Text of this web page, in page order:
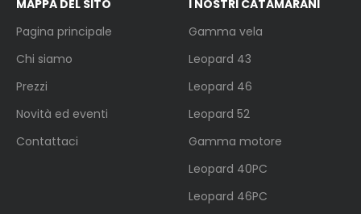
MAPPA DEL SITO
Pagina principale
Chi siamo
Prezzi
Novità ed eventi
Contattaci
I NOSTRI CATAMARANI
Gamma vela
Leopard 43
Leopard 46
Leopard 52
Gamma motore
Leopard 40PC
Leopard 46PC